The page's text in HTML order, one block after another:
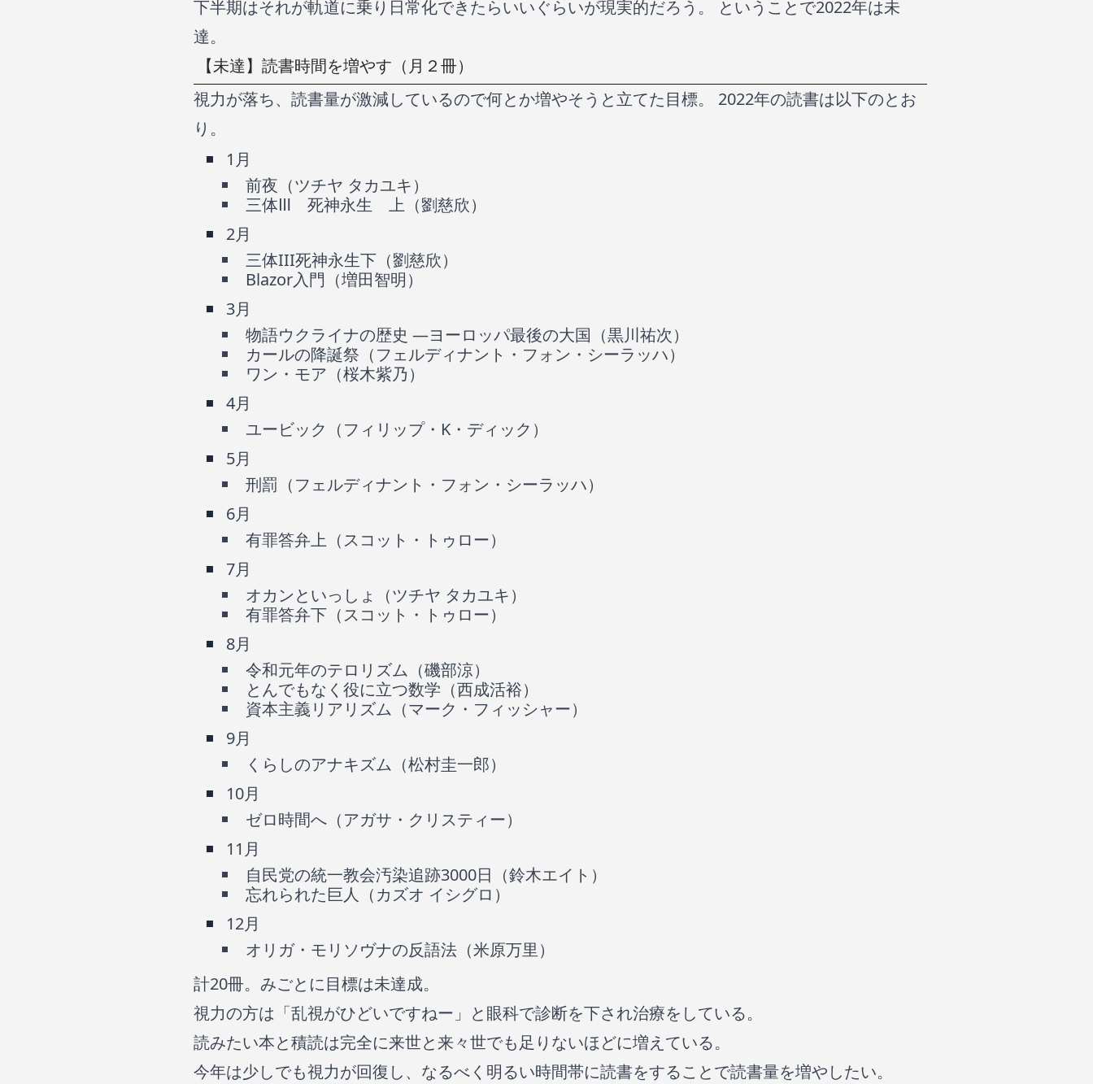
下半期はそれが軌道に乗り日常化できたらいいぐらいが現実的だろう。 ということで2022年は未
達。
【未達】読書時間を増やす（月２冊）
視力が落ち、読書量が激減しているので何とか増やそうと立てた目標。 2022年の読書は以下のとお
り。
1月
前夜（ツチヤ タカユキ）
三体Ⅲ 死神永生 上（劉慈欣）
2月
三体III死神永生下（劉慈欣）
Blazor入門（増田智明）
3月
物語ウクライナの歴史 ―ヨーロッパ最後の大国（黒川祐次）
カールの降誕祭（フェルディナント・フォン・シーラッハ）
ワン・モア（桜木紫乃）
4月
ユービック（フィリップ・K・ディック）
5月
刑罰（フェルディナント・フォン・シーラッハ）
6月
有罪答弁上（スコット・トゥロー）
7月
オカンといっしょ（ツチヤ タカユキ）
有罪答弁下（スコット・トゥロー）
8月
令和元年のテロリズム（磯部涼）
とんでもなく役に立つ数学（西成活裕）
資本主義リアリズム（マーク・フィッシャー）
9月
くらしのアナキズム（松村圭一郎）
10月
ゼロ時間へ（アガサ・クリスティー）
11月
自民党の統一教会汚染追跡3000日（鈴木エイト）
忘れられた巨人（カズオ イシグロ）
12月
オリガ・モリソヴナの反語法（米原万里）
計20冊。みごとに目標は未達成。
視力の方は「乱視がひどいですねー」と眼科で診断を下され治療をしている。
読みたい本と積読は完全に来世と来々世でも足りないほどに増えている。
今年は少しでも視力が回復し、なるべく明るい時間帯に読書をすることで読書量を増やしたい。